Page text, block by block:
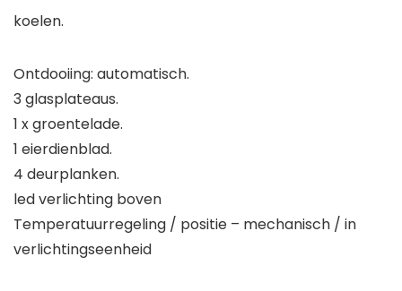
koelen.
Ontdooiing: automatisch.
3 glasplateaus.
1 x groentelade.
1 eierdienblad.
4 deurplanken.
led verlichting boven
Temperatuurregeling / positie – mechanisch / in
verlichtingseenheid